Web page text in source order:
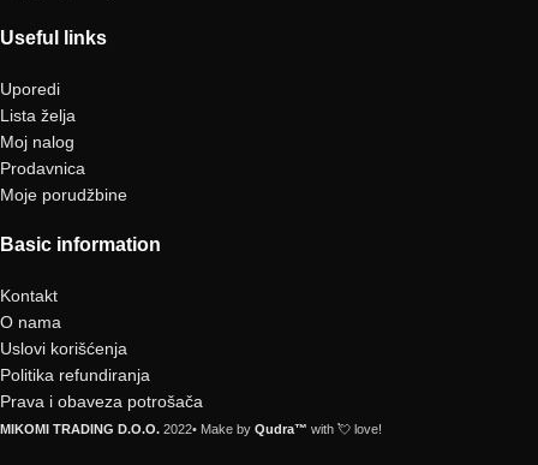
Useful links
Uporedi
Lista želja
Moj nalog
Prodavnica
Moje porudžbine
Basic information
Kontakt
O nama
Uslovi korišćenja
Politika refundiranja
Prava i obaveza potrošača
MIKOMI TRADING D.O.O. 2022• Make by Qudra™ with 💘 love!